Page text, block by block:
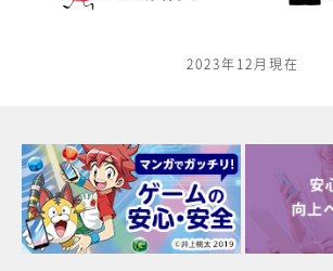
2023年12月現在